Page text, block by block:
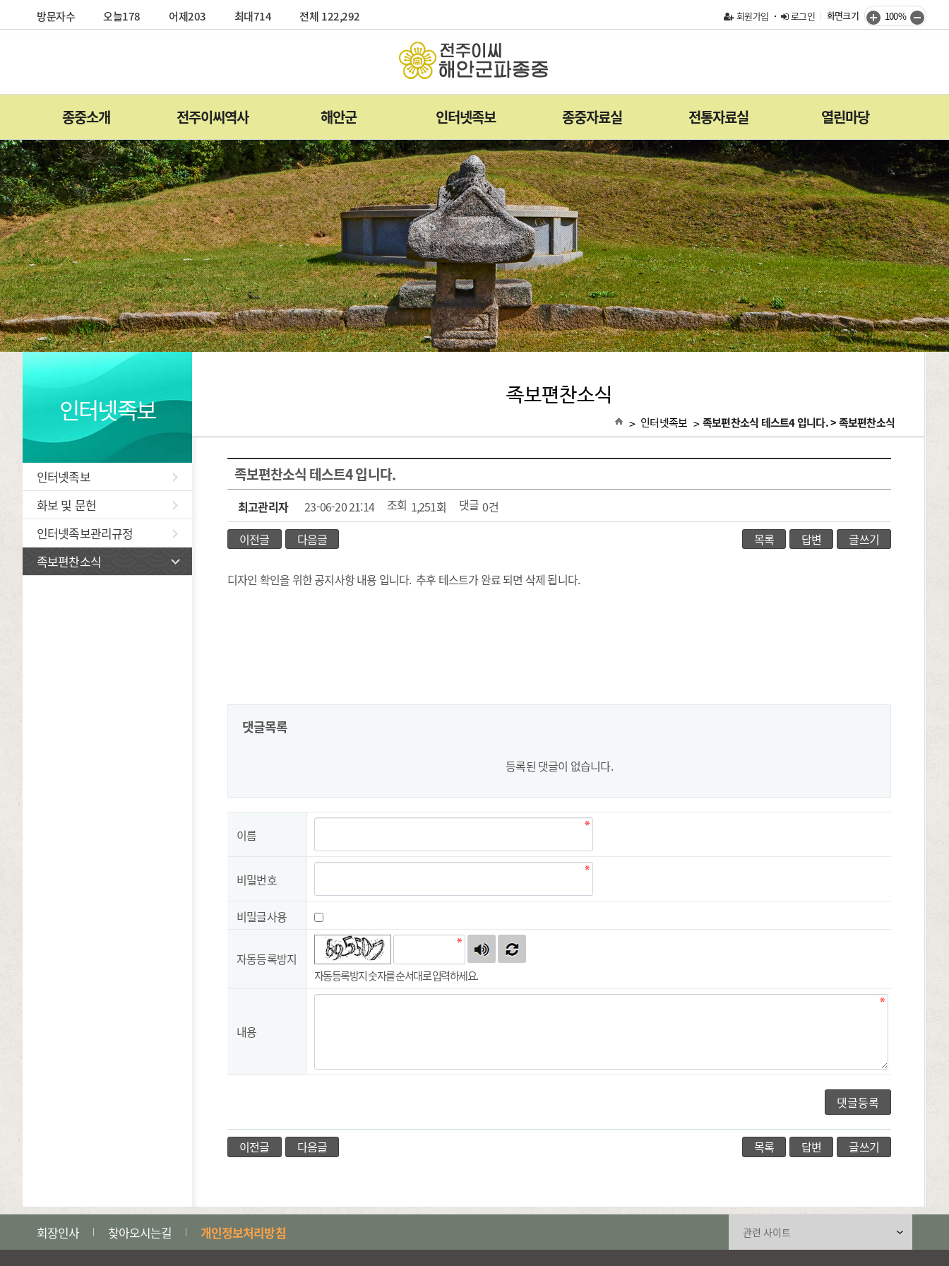
방문자수 오늘178 어제203 최대714 전체 122,292 회원가입 로그인 화면크기 100%
종중소개 전주이씨역사 해안군 인터넷족보 종중자료실 전통자료실 열린마당
인터넷족보
인터넷족보
화보 및 문헌
인터넷족보관리규정
족보편찬소식
족보편찬소식
> 인터넷족보 > 족보편찬소식 테스트4 입니다. > 족보편찬소식
족보편찬소식 테스트4 입니다.
최고관리자 23-06-20 21:14 조회 1,251회 댓글 0건
이전글
다음글 목록 답변 글쓰기
디자인 확인을 위한 공지사항 내용 입니다. 추후 테스트가 완료 되면 삭제 됩니다.
댓글목록
등록된 댓글이 없습니다.
이름
비밀번호
비밀글사용
자동등록방지
자동등록방지
자동등록방지 숫자를 순서대로 입력하세요.
내용
이전글 다음글 목록 답변 글쓰기
회장인사 찾아오시는길 개인정보처리방침